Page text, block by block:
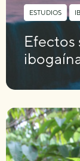
ESTUDIOS ,
Efectos